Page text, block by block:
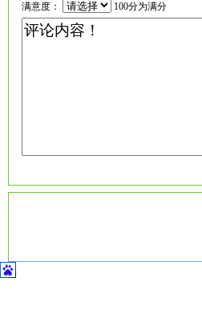
满意度： 100分为满分